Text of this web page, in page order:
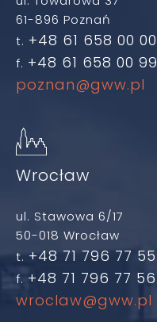
61-896 Poznań
t. +48 61 658 00 00
f. +48 61 658 00 99
poznan@gww.pl
Wrocław
ul. Stawowa 6/17
50-018 Wrocław
t. +48 71 796 77 55
f. +48 71 796 77 56
wroclaw@gww.pl